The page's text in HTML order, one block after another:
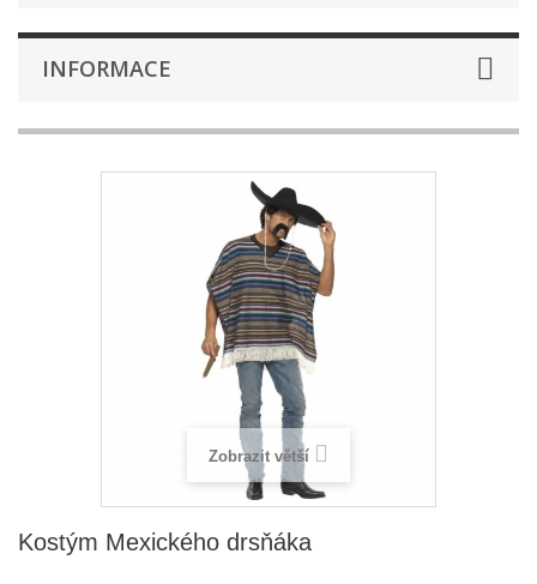
INFORMACE
Zobrazit větší
Kostým Mexického drsňáka